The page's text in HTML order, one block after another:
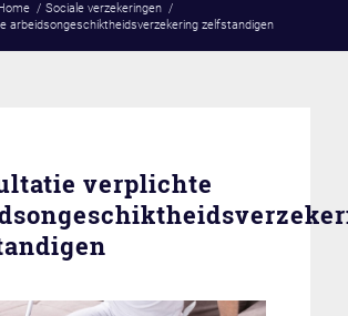
/ Sociale verzekeringen /
arbeidsongeschiktheidsverzekering zelfstandigen
verplichte